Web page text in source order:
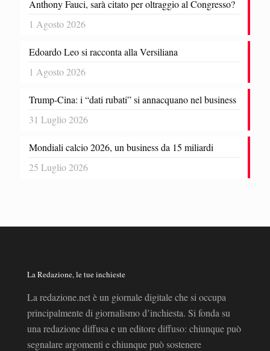
Anthony Fauci, sarà citato per oltraggio al Congresso?
1 Agosto 2026
Edoardo Leo si racconta alla Versiliana
1 Agosto 2026
Trump-Cina: i “dati rubati” si annacquano nel business
31 Luglio 2026
Mondiali calcio 2026, un business da 15 miliardi
25 Luglio 2026
La Redazione, le tue inchieste
La redazione.net è un giornale digitale che si occupa
principalmente di giornalismo d’inchiesta. Si fonda su
una redazione diffusa e un editore diffuso: chiunque può
segnalare argomenti e chiunque può sostenere